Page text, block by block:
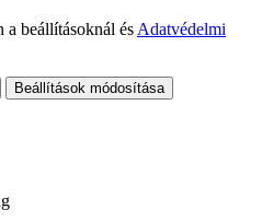
a beállításoknál és Adatvédelmi
Beállítások módosítása